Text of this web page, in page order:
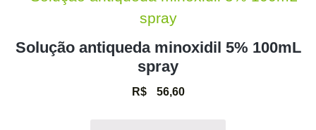
Solução antiqueda minoxidil 5% 100mL
spray
R$56,60